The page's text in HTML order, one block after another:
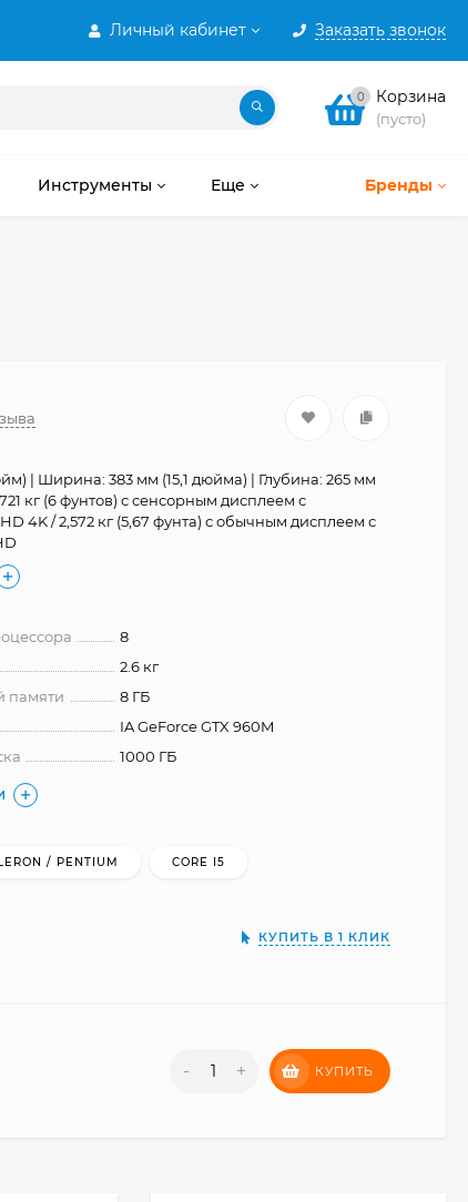
Личный кабинет Заказать звонок
0 Корзина
(пусто)
Бренды
Инструменты Еще
| Ширина: 383 мм (15,1 дюйма) | Глубина: 265 мм
кг (6 фунтов) с сенсорным дисплеем с
4K / 2,572 кг (5,67 фунта) с обычным дисплеем с
8
2.6 кг
памяти
8 ГБ
IA GeForce GTX 960M
1000 ГБ
/ PENTIUM CORE I5
КУПИТЬ В 1 КЛИК
- + КУПИТЬ